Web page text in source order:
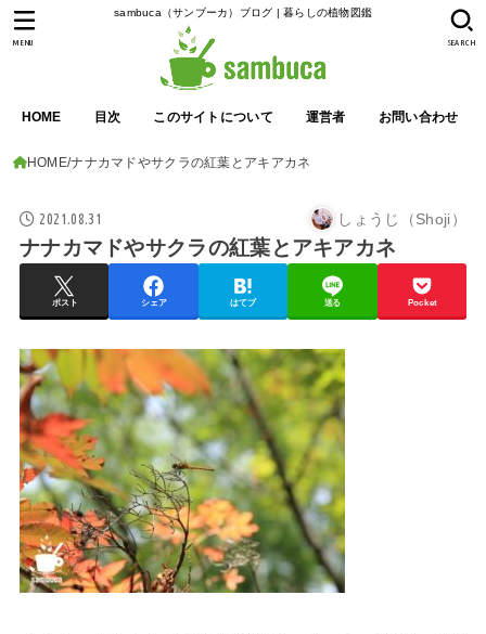
sambuca（サンブーカ）ブログ | 暮らしの植物図鑑
HOME 目次 このサイトについて 運営者 お問い合わせ
SEARCH
MENU
HOME ナナカマドやサクラの紅葉とアキアカネ
2021.08.31 しょうじ（Shoji）
ナナカマドやサクラの紅葉とアキアカネ
ポスト シェア はてブ 送る Pocket